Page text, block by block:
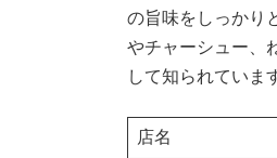
の旨味をしっかり
やチャーシュー、
して知られていま
店名